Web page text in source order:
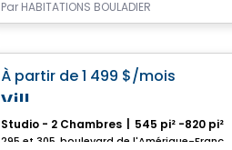
Par HABITATIONS BOULADIER
À partir de1 499 $/mois
Vill
Studio - 2 Chambres 545 pi² -820 pi²
295 et 305, boulevard de l'Amérique-Française, Gatineau, QC